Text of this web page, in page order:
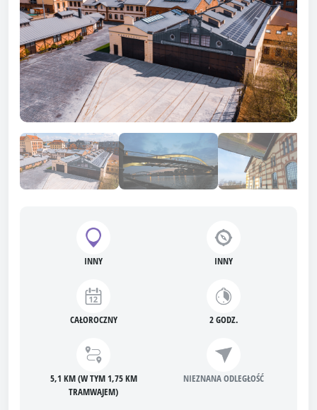
INNY INNY
CAŁOROCZNY 2 GODZ.
5,1 KM (W TYM 1,75 KM
TRAMWAJEM)
NIEZNANA ODLEGŁOŚĆ